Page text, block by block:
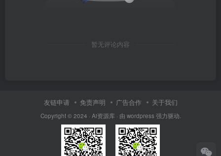
暂无评论内容
友链申请 免责声明 广告合作 关于我们
Copyright © 2024 · Ai资源库 · 由 wordpress 强力驱动.